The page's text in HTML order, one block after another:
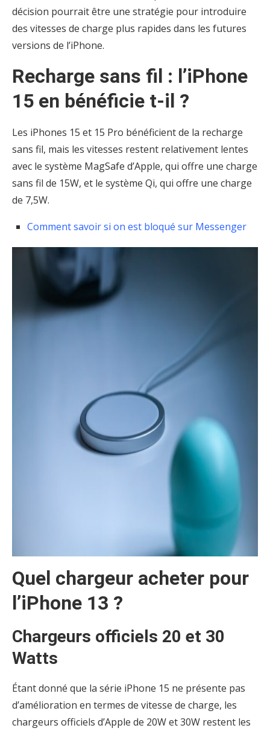
décision pourrait être une stratégie pour introduire
des vitesses de charge plus rapides dans les futures
versions de l’iPhone.
Recharge sans fil : l’iPhone
15 en bénéficie t-il ?
Les iPhones 15 et 15 Pro bénéficient de la recharge
sans fil, mais les vitesses restent relativement lentes
avec le système MagSafe d’Apple, qui offre une charge
sans fil de 15W, et le système Qi, qui offre une charge
de 7,5W.
Comment savoir si on est bloqué sur Messenger
Quel chargeur acheter pour
l’iPhone 13 ?
Chargeurs officiels 20 et 30
Watts
Étant donné que la série iPhone 15 ne présente pas
d’amélioration en termes de vitesse de charge, les
chargeurs officiels d’Apple de 20W et 30W restent les